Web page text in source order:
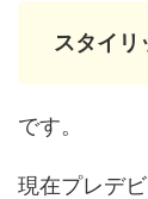
スタイリ
です。
現在プレデ